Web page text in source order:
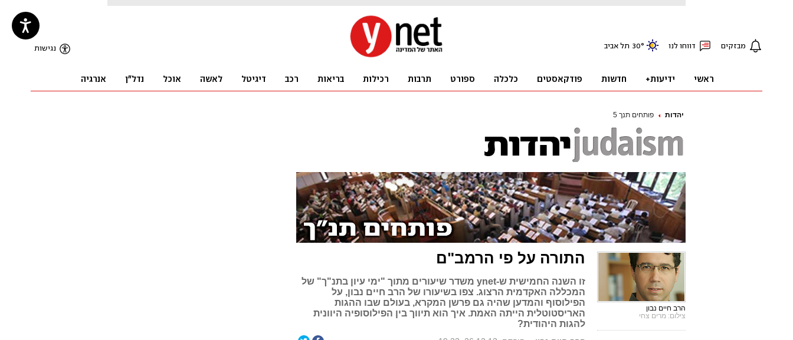
יהדות פותחים תנך 5
התורה על פי הרמב"ם
זו השנה החמישית ש-ynet משדר שיעורים מתוך "ימי עיון בתנ"ך" של
המכללה האקדמית הרצוג. צפו בשיעורו של הרב חיים נבון, על
הפילוסוף והמדען שהיה גם פרשן המקרא, בעולם שבו ההגות
האריסטוטלית הייתה האמת. איך הוא תיווך בין הפילוסופיה היוונית
להגות היהודית?
הרב חיים נבון
צילום: מרים צחי